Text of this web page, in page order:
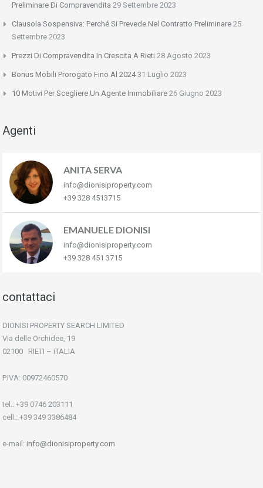
Preliminare Di Compravendita 29 Settembre 2023
Clausola Sospensiva: Perché Si Prevede Nel Contratto Preliminare 25
Settembre 2023
Prezzi Di Compravendita In Crescita A Rieti 28 Agosto 2023
Bonus Mobili Prorogato Fino Al 2024 31 Luglio 2023
10 Motivi Per Scegliere Un Agente Immobiliare 26 Giugno 2023
Agenti
ANITA SERVA
info@dionisiproperty.com
+39 328 4513715
EMANUELE DIONISI
info@dionisiproperty.com
+39 328 451 3715
contattaci
DIONISI PROPERTY SEARCH LIMITED
Via delle Orchidee, 19
02100 RIETI – ITALIA
P.IVA: 00972460570
tel.: +39 0746 203111
cell.: +39 349 3386484
e-mail: info@dionisiproperty.com